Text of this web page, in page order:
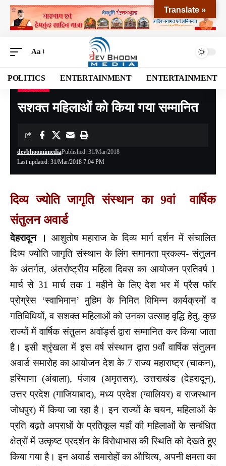
Aa
POLITICS ENTERTAINMENT ENTERTAINMENT
Devbhoomi Media>Blog>NATIONAL>CAPITAL>सशक्त महिलाओं को किया गया सम्मानित
सशक्त महिलाओं को किया गया सम्मानित
Last updated: 31/Mar/2018 7:04 PM
devbhoomimediaPublished: 31/Mar/2018
दिव्य ज्योति जागृति संस्थान का 9वां वार्षिक
संतुलन अवार्ड
देहरादून ।
आशुतोष महाराज के दिव्य मार्ग दर्शन में संचालित
दिव्य ज्योति जागृति संस्थान के लिंग समानता प्रकल्प- संतुलन
के अंतर्गत, अंतर्राष्ट्रीय महिला दिवस का आयोजन प्रतिवर्ष 1
मार्च से 31 मार्च तक 1 महीने के लिए देश भर में प्रैस फाॅर
प्रोग्रेस ‘स्वाभिमान’ मुहिम के निमित विभिन्न कार्यक्रमों व
गतिविधियों, व सशक्त महिलाओं को उनका उत्साह वृद्धि हेतु, कुछ
राज्यों में वार्षिक संतुलन अवॉर्ड्स द्वारा सम्मानित कर किया जाता
है। इसी श्रृंखला में इस वर्ष संस्थान द्वारा 9वाँ वार्षिक संतुलन
अवार्ड समारोह का आयोजन देश के 7 राज्य महाराष्ट्र (चाकन),
हरियाणा (अंबाला), पंजाब (अमृतसर), उत्तराखंड (देहरादून),
उत्तर प्रदेश (गाजियाबाद), मध्य प्रदेश (ग्वालियर) व राजस्थान
जोधपुर) में किया जा रहा है। इन राज्यों के चयन, महिलाओं के
प्रति बढ़ते अपराधों के प्रतिकूल यहाँ की महिलाओं के सम्बंधित
क्षेत्रों में उत्कृष्ट प्रदर्शन के विरोधाभास की स्थिति को देखते हुए
किया गया है। इन अवार्ड समारोहों का औचित्य, अपनी क्षमता का
Translate »